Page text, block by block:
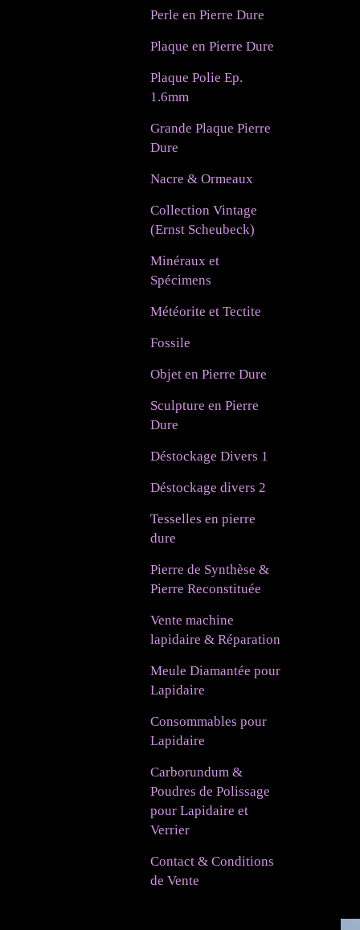
Perle en Pierre Dure
Plaque en Pierre Dure
Plaque Polie Ep.
1.6mm
Grande Plaque Pierre
Dure
Nacre & Ormeaux
Collection Vintage
(Ernst Scheubeck)
Minéraux et
Spécimens
Météorite et Tectite
Fossile
Objet en Pierre Dure
Sculpture en Pierre
Dure
Déstockage Divers 1
Déstockage divers 2
Tesselles en pierre
dure
Pierre de Synthèse &
Pierre Reconstituée
Vente machine
lapidaire & Réparation
Meule Diamantée pour
Lapidaire
Consommables pour
Lapidaire
Carborundum &
Poudres de Polissage
pour Lapidaire et
Verrier
Contact & Conditions
de Vente